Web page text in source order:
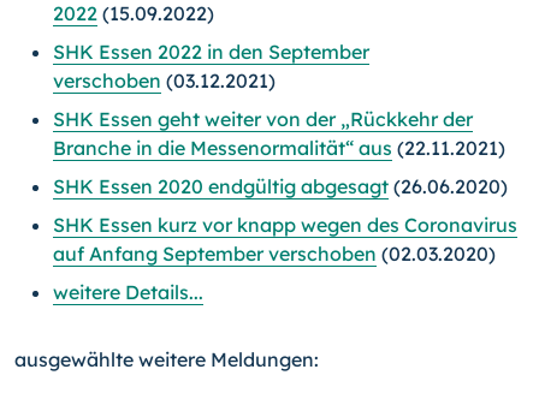
2022 (15.09.2022)
SHK Essen 2022 in den September
verschoben (03.12.2021)
SHK Essen geht weiter von der „Rückkehr der
Branche in die Messenormalität“ aus (22.11.2021)
SHK Essen 2020 endgültig abgesagt (26.06.2020)
SHK Essen kurz vor knapp wegen des Coronavirus
auf Anfang September verschoben (02.03.2020)
weitere Details...
ausgewählte weitere Meldungen: